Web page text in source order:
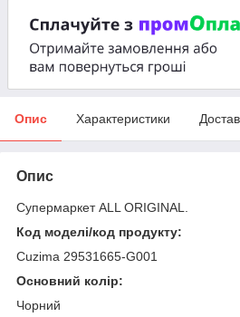
Опис Характеристики
Опис
Супермаркет ALL ORIGINAL.
Код моделі/код продукту:
Cuzima 29531665-G001
Основний колір:
Чорний